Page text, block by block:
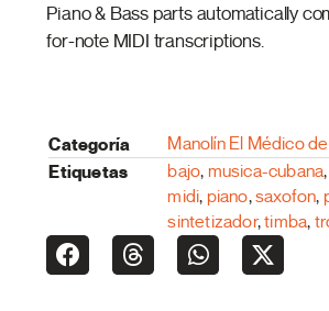
Piano & Bass parts automatically
for-note MIDI transcriptions.
Categoría Manolín El Médico
Etiquetas bajo, musica-cubana,
midi, piano,saxofon,
sintetizador,timba,